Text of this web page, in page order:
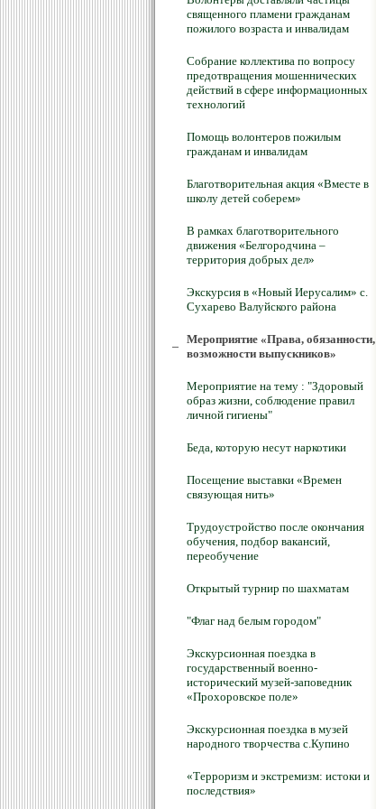
священного пламени гражданам
пожилого возраста и инвалидам
Собрание коллектива по вопросу
предотвращения мошеннических
действий в сфере информационных
технологий
Помощь волонтеров пожилым
гражданам и инвалидам
Благотворительная акция «Вместе в
школу детей соберем»
В рамках благотворительного
движения «Белгородчина –
территория добрых дел»
Экскурсия в «Новый Иерусалим» с.
Сухарево Валуйского района
Мероприятие «Права, обязанности,
возможности выпускников»
Мероприятие на тему : "Здоровый
образ жизни, соблюдение правил
личной гигиены"
Беда, которую несут наркотики
Посещение выставки «Времен
связующая нить»
Трудоустройство после окончания
обучения, подбор вакансий,
переобучение
Открытый турнир по шахматам
"Флаг над белым городом"
Экскурсионная поездка в
государственный военно-
исторический музей-заповедник
«Прохоровское поле»
Экскурсионная поездка в музей
народного творчества с.Купино
«Терроризм и экстремизм: истоки и
последствия»